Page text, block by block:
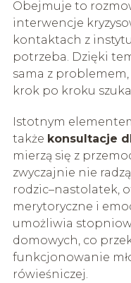
Obejmuje to
interwencje
kontaktach z
potrzeba. Dzięki
sama z
krok po kroku
Istotnym
także konsultacje
mierzą się z
zwyczajnie nie
rodzic–nastolatek,
merytoryczne i
umożliwia
domowych, co
funkcjonowanie
rówieśniczej.